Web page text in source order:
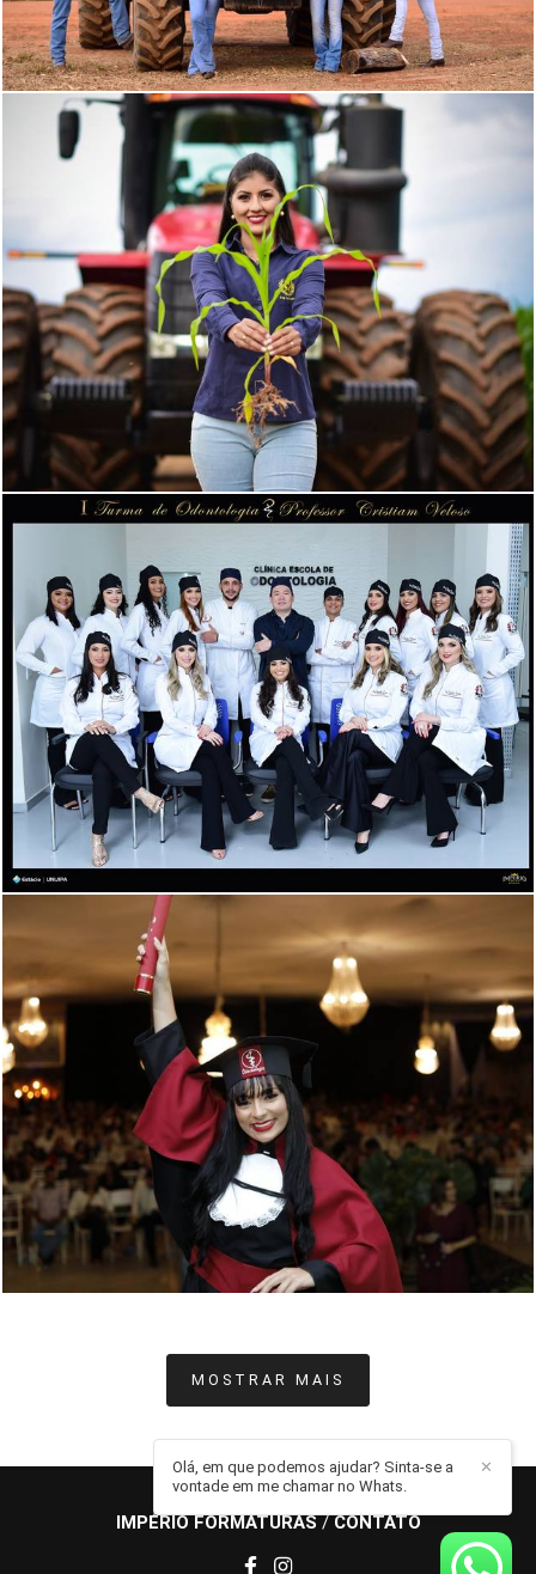
669 0
677 0
713 0
MOSTRAR MAIS
IMPÉRIO FORMATURAS/CONTATO
✕
Olá, em que podemos ajudar? Sinta-se a
vontade em me chamar no Whats.